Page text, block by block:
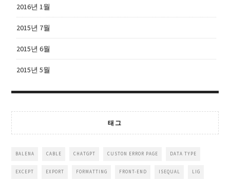
2016년 1월
2015년 7월
2015년 6월
2015년 5월
태그
BALENA CABLE CHATGPT CUSTON ERROR PAGE DATA TYPE
EXCEPT EXPORT FORMATTING FRONT-END ISEQUAL LIG